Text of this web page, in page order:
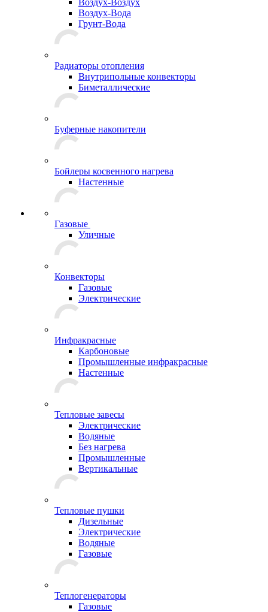
Воздух-Воздух
Воздух-Вода
Грунт-Вода
Радиаторы отопления
Внутрипольные конвекторы
Биметаллические
Буферные накопители
Бойлеры косвенного нагрева
Настенные
Газовые
Уличные
Конвекторы
Газовые
Электрические
Инфракрасные
Карбоновые
Промышленные инфракрасные
Настенные
Тепловые завесы
Электрические
Водяные
Без нагрева
Промышленные
Вертикальные
Тепловые пушки
Дизельные
Электрические
Водяные
Газовые
Теплогенераторы
Газовые